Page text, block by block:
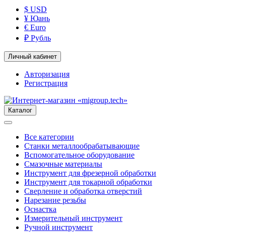
$ USD
¥ Юань
€ Euro
₽ Рубль
Личный кабинет
Авторизация
Регистрация
Каталог
Все категории
Станки металлообрабатывающие
Вспомогательное оборудование
Смазочные материалы
Инструмент для фрезерной обработки
Инструмент для токарной обработки
Сверление и обработка отверстий
Нарезание резьбы
Оснастка
Измерительный инструмент
Ручной инструмент